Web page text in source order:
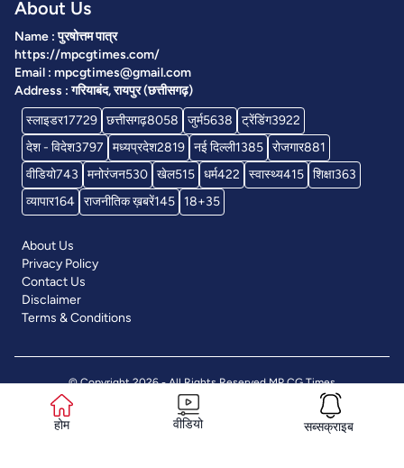
होम वीडियो सब्सक्राइब
About Us
Name : पुरषोत्तम पात्र
https://mpcgtimes.com/
Email : mpcgtimes@gmail.com
Address : गरियाबंद, रायपुर (छत्तीसगढ़)
स्लाइडर17729 छत्तीसगढ़8058 जुर्म5638 ट्रेंडिंग3922
देश - विदेश3797 मध्यप्रदेश2819 नई दिल्ली1385 रोजगार881
वीडियो743 मनोरंजन530 खेल515 धर्म422 स्वास्थ्य415 शिक्षा363
व्यापार164 राजनीतिक ख़बरें145 18+35
About Us
Privacy Policy
Contact Us
Disclaimer
Terms & Conditions
© Copyright 2026 - All Rights ReservedMP CG Times